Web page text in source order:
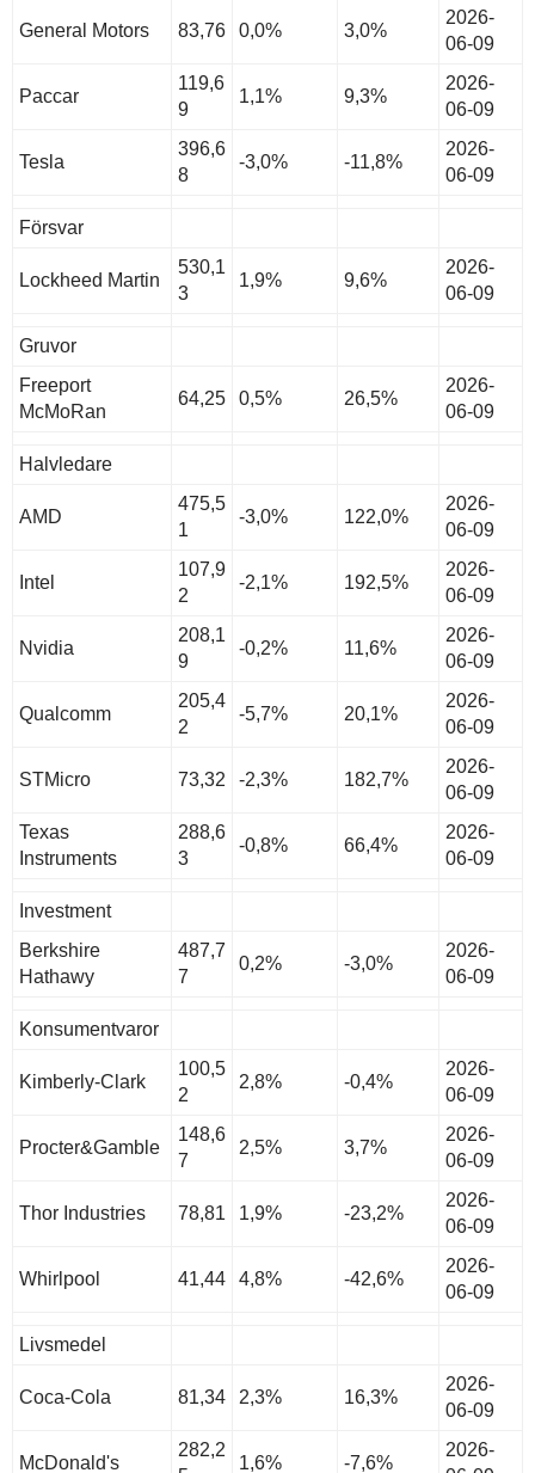
General Motors 83,76 0,0% 3,0%
2026-
06-09
Paccar
119,6
9
1,1% 9,3%
2026-
06-09
Tesla
396,6
8
-3,0% -11,8%
2026-
06-09
Försvar
Lockheed Martin
530,1
3
1,9% 9,6%
2026-
06-09
Gruvor
Freeport
McMoRan
64,25 0,5% 26,5%
2026-
06-09
Halvledare
AMD
475,5
1
-3,0% 122,0%
2026-
06-09
Intel
107,9
2
-2,1% 192,5%
2026-
06-09
Nvidia
208,1
9
-0,2% 11,6%
2026-
06-09
Qualcomm
205,4
2
-5,7% 20,1%
2026-
06-09
STMicro 73,32 -2,3% 182,7%
2026-
06-09
Texas
Instruments
288,6
3
-0,8% 66,4%
2026-
06-09
Investment
Berkshire
Hathawy
487,7
7
0,2% -3,0%
2026-
06-09
Konsumentvaror
Kimberly-Clark
100,5
2
2,8% -0,4%
2026-
06-09
Procter&Gamble
148,6
7
2,5% 3,7%
2026-
06-09
Thor Industries 78,81 1,9% -23,2%
2026-
06-09
Whirlpool 41,44 4,8% -42,6%
2026-
06-09
Livsmedel
Coca-Cola 81,34 2,3% 16,3%
2026-
06-09
McDonald's
282,2
1,6% -7,6%
2026-